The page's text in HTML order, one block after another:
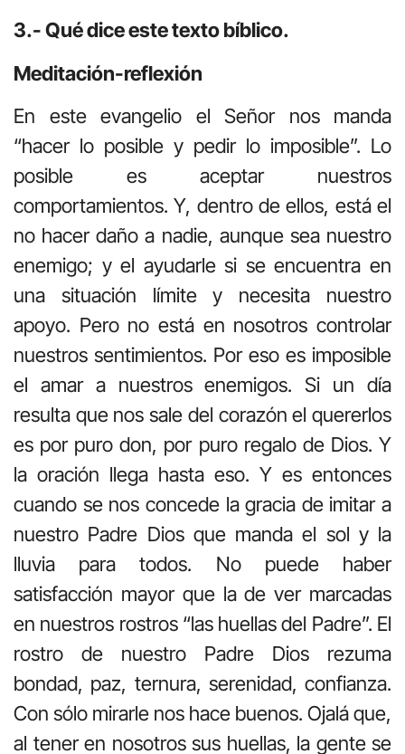
3.- Qué dice este texto bíblico.
Meditación-reflexión
En este evangelio el Señor nos manda
“hacer lo posible y pedir lo imposible”. Lo
posible es aceptar nuestros
comportamientos. Y, dentro de ellos, está el
no hacer daño a nadie, aunque sea nuestro
enemigo; y el ayudarle si se encuentra en
una situación límite y necesita nuestro
apoyo. Pero no está en nosotros controlar
nuestros sentimientos. Por eso es imposible
el amar a nuestros enemigos. Si un día
resulta que nos sale del corazón el quererlos
es por puro don, por puro regalo de Dios. Y
la oración llega hasta eso. Y es entonces
cuando se nos concede la gracia de imitar a
nuestro Padre Dios que manda el sol y la
lluvia para todos. No puede haber
satisfacción mayor que la de ver marcadas
en nuestros rostros “las huellas del Padre”. El
rostro de nuestro Padre Dios rezuma
bondad, paz, ternura, serenidad, confianza.
Con sólo mirarle nos hace buenos. Ojalá que,
al tener en nosotros sus huellas, la gente se